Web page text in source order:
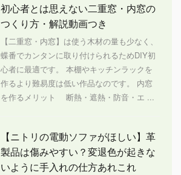
初心者とは思えない二重窓・内窓の
つくり方・解説動画つき
【二重窓・内窓】は使う木材の量も少なく、
蝶番でカンタンに取り付けられるためDIY初
心者に最適です。 本棚やキッチンラックを
作るより難易度は低い作品なのです。 内窓
を作るメリット 断熱・遮熱・防音・エ ...
【ニトリの電動ソファがほしい】革
製品は傷みやすい？変退色が起きな
いように手入れの仕方あれこれ